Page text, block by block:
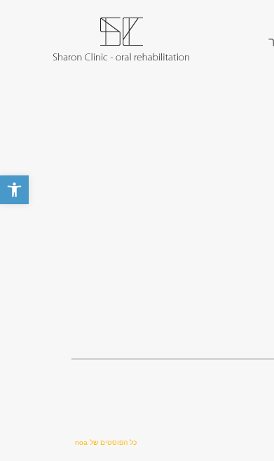
פתח
כל הפוסטים של noa